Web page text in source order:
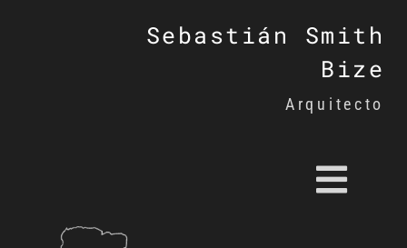
Sebastián Smith
Bize
Arquitecto